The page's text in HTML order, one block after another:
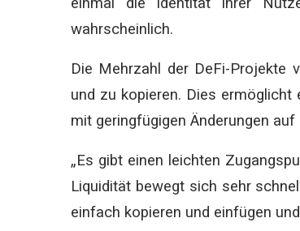
wahrscheinlich.
Die Mehrzahl der DeFi-Projekte
und zu kopieren. Dies
mit geringfügigen Änderungen
„Es gibt einen leichten
Liquidität bewegt sich sehr
einfach kopieren und einfügen